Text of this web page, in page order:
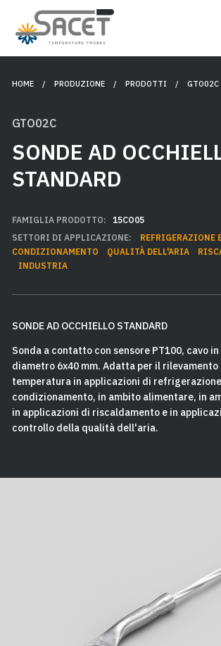
HOME / PRODUZIONE /PRODOTTI / GTO02C
GTO02C
SONDE AD
STANDARD
FAMIGLIA PRODOTTO:15CO05
SETTORI DI APPLICAZIONE: REFRIGERAZIONE
CONDIZIONAMENTO
QUALITÀ DELL'ARIA
INDUSTRIA
SONDE AD OCCHIELLO STANDARD
Sonda a contatto con sensore PT100, cavo
diametro 6x40 mm. Adatta per il rilevamento
temperatura in applicazioni di
condizionamento, in ambito alimentare, in
in applicazioni di riscaldamento e in
controllo della qualità dell'aria.